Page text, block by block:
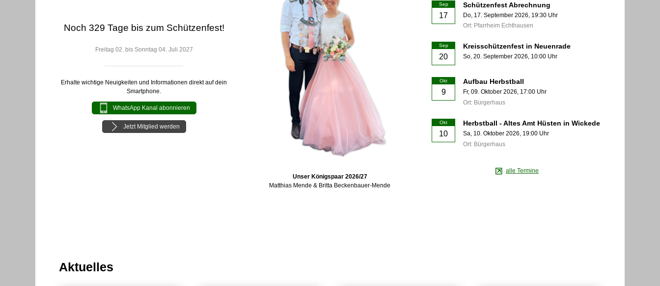
Noch 329 Tage bis zum Schützenfest!
Freitag 02. bis Sonntag 04. Juli 2027
Erhalte wichtige Neuigkeiten und Informationen direkt auf dein
Smartphone.
WhatsApp Kanal abonnieren
Jetzt Mitglied werden
Unser Königspaar 2026/27
Matthias Mende & Britta Beckenbauer-Mende
Sep
17
Schützenfest Abrechnung
Do, 17. September 2026 , 19:30 Uhr
Ort: Pfarrheim Echthausen
Sep
20
Kreisschützenfest in Neuenrade
So,20. September 2026, 10:00 Uhr
Okt
9
Aufbau Herbstball
Fr,09. Oktober 2026, 17:00 Uhr
Ort: Bürgerhaus
Okt
10
Herbstball - Altes Amt Hüsten in Wickede
Sa, 10. Oktober 2026 , 19:00 Uhr
Ort: Bürgerhaus
alle Termine
Aktuelles